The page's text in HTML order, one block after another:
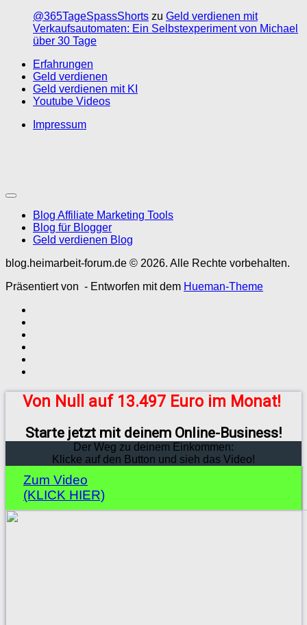
@365TageSpassShorts zu Geld verdienen mit
Verkaufsautomaten: Ein Selbstexperiment von Michael
über 30 Tage
Erfahrungen
Geld verdienen
Geld verdienen mit KI
Youtube Videos
Impressum
Blog Affiliate Marketing Tools
Blog für Blogger
Geld verdienen Blog
blog.heimarbeit-forum.de © 2026. Alle Rechte vorbehalten.
Präsentiert von - Entworfen mit dem Hueman-Theme
Von Null auf 13.497 Euro im Monat!
Starte jetzt mit deinem Online-Business!
Der Weg zu deinem Einkommen:
Klicke auf den Button und sieh das Video!
Zum Video
(KLICK HIER)